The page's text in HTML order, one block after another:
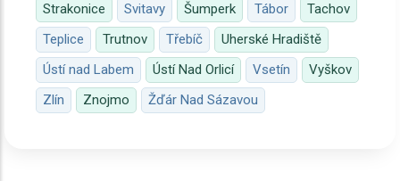
Strakonice
Svitavy Šumperk Tábor
Tachov
Teplice
Trutnov Třebíč
Uherské Hradiště
Ústí nad Labem
Ústí Nad Orlicí Vsetín
Vyškov
Zlín
Znojmo Žďár Nad Sázavou